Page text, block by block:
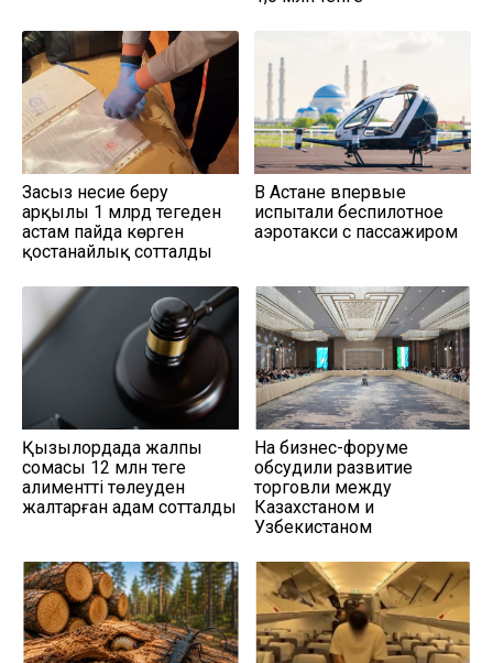
Заңсыз несие беру
арқылы 1 млрд теңгеден
астам пайда көрген
қостанайлық сотталды
В Астане впервые
испытали беспилотное
аэротакси с пассажиром
Қызылордада жалпы
сомасы 12 млн теңге
алиментті төлеуден
жалтарған адам сотталды
На бизнес-форуме
обсудили развитие
торговли между
Казахстаном и
Узбекистаном